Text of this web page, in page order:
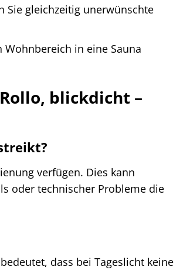
Sie gleichzeitig unerwünschte
in eine Sauna
blickdicht –
verfügen. Dies kann
oder technischer Probleme die
dass bei Tageslicht keine